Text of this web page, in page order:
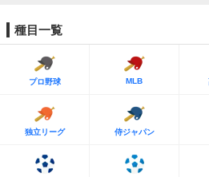
種目一覧
プロ野球 MLB
独立リーグ 侍ジャパン